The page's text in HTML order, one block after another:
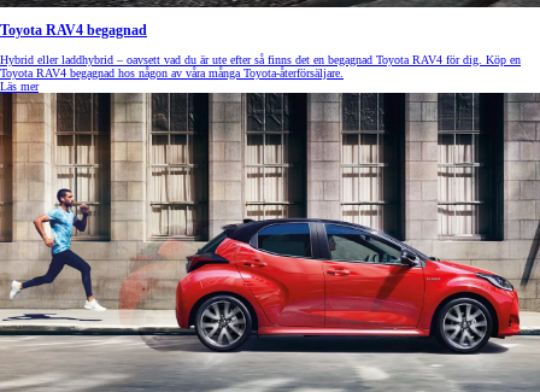
Toyota RAV4 begagnad
Hybrid eller laddhybrid – oavsett vad du är ute efter så finns det en begagnad Toyota RAV4 för dig. Köp en
Toyota RAV4 begagnad hos någon av våra många Toyota-återförsäljare.
Läs mer